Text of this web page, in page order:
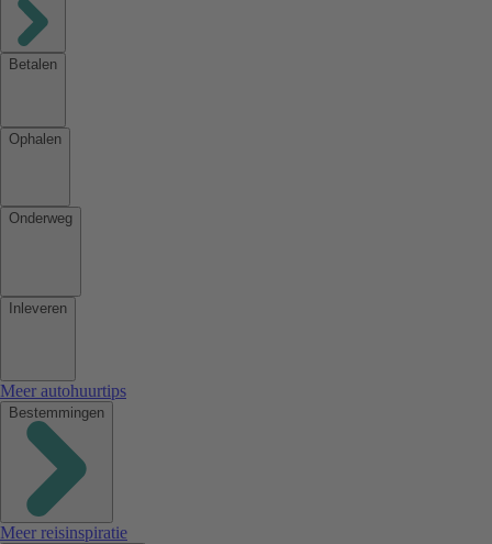
Betalen
Ophalen
Onderweg
Inleveren
Meer autohuurtips
Bestemmingen
Meer reisinspiratie